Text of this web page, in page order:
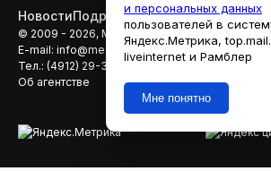
НовостиПодробностиАфишаКино
© 2009 - 2026, МЕДИАРЯЗАНЬ
E-mail: info@mediaryazan.ru
Тел.: (4912) 29-33-66
Об агентстве
и персональных данных
пользователей в
Яндекс.Метрика,
liveinternet и Рамблер
Мне понятно